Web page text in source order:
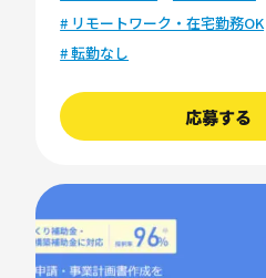
# リモートワーク・在宅勤務OK
# 転勤なし
応募する